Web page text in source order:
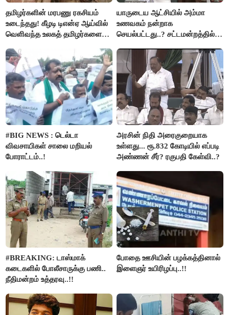
தமிழர்களின் மரபணு ரகசியம்
உடைந்தது! கீழடி டிஎன்ஏ ஆய்வில்
வெளிவந்த உலகத் தமிழர்களை
யாருடைய ஆட்சியில் அம்மா
உணவகம் நன்றாக
செயல்பட்டது..? சட்டமன்றத்தில்
#BIG NEWS : டெல்டா
விவசாயிகள் சாலை மறியல்
போராட்டம்..!
அரசின் நிதி அரைகுறையாக
உள்ளது... ரூ.832 கோடியில் எப்படி
அண்ணன் சீர்? ரகுபதி கேள்வி..?
#BREAKING: டாஸ்மாக்
கடைகளில் போலீசாருக்கு பணி..
நீதிமன்றம் உத்தரவு..!!
போதை ஊசியின் பழக்கத்தினால்
இளைஞர் உயிரிழப்பு..!!